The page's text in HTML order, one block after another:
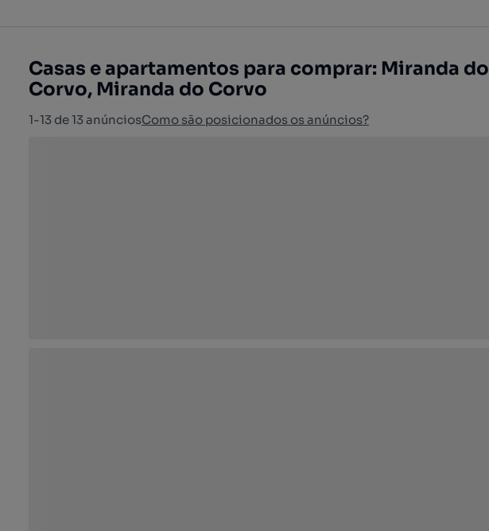
Casas e apartamentos para comprar: Miranda do
Corvo, Miranda do Corvo
1-13 de 13 anúnciosComo são posicionados os anúncios?